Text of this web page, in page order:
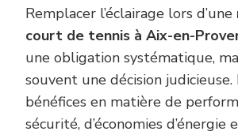
Remplacer l’éclairage lors d’une
court de tennis à Aix-en-
une obligation systématique,
souvent une décision
bénéfices en matière de
sécurité, d’économies d’énergie